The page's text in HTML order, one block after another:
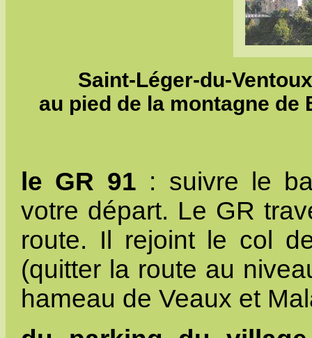
Saint-Léger-du-
au pied de la montagne
le GR 91 : suivre le
votre départ. Le GR
route. Il rejoint le col
(quitter la route au
hameau de Veaux et